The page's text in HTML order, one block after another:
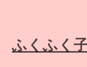
ふくふく